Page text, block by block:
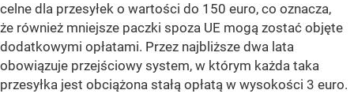
celne dla przesyłek o wartości do 150 euro, co oznacza,
że również mniejsze paczki spoza UE mogą zostać objęte
dodatkowymi opłatami. Przez najbliższe dwa lata
obowiązuje przejściowy system, w którym każda taka
przesyłka jest obciążona stałą opłatą w wysokości 3 euro.